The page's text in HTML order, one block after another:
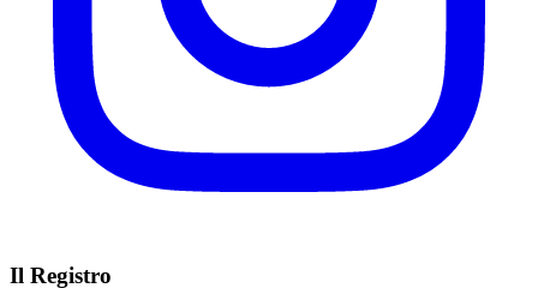
Il Registro